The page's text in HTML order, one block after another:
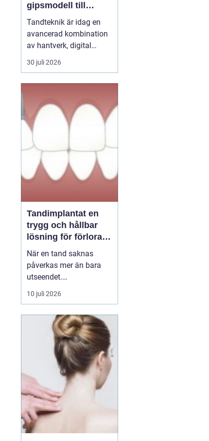
gipsmodell till
digitalt arbetsflöde
Tandteknik är idag en
avancerad kombination
av hantverk, digital
teknik och medicinsk
kunskap. Bakom varje
noggrant arbete där
estetik, funktion och
långsiktig hållbarhet
och labb sa...
30 juli 2026
Tandimplantat en
trygg och hållbar
lösning för förlorade
tänder
När en tand saknas
påverkas mer än bara
utseendet.
Tuggfunktionen
försämras, leendet
blir osäkra i sociala
sammanhang.
tandimplantathar under
de senaste åren blivit en
10 juli 2026